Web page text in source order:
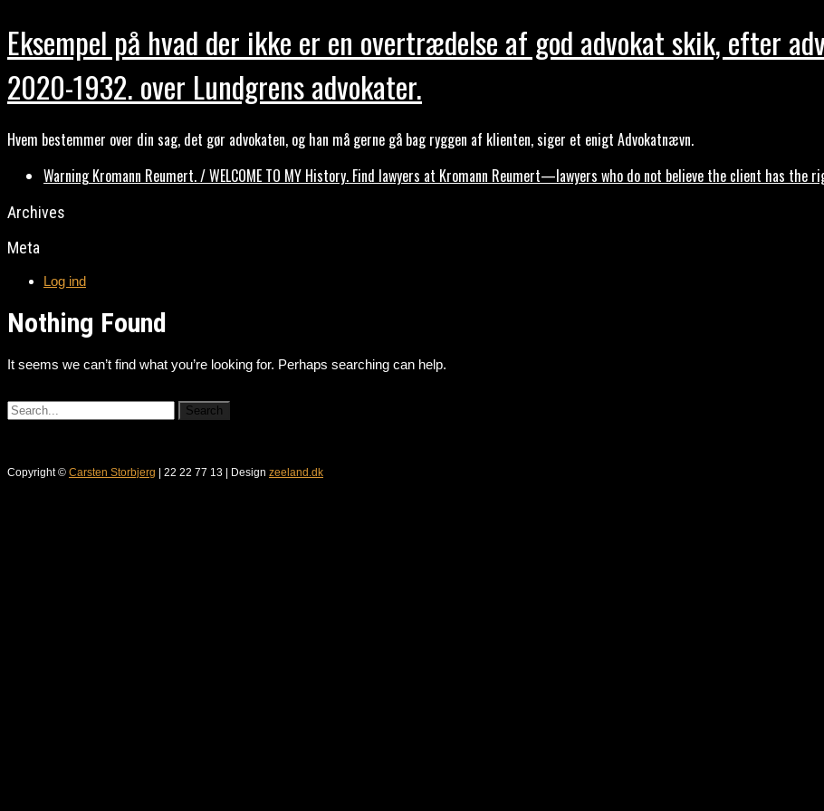
Eksempel på hvad der ikke er en overtrædelse af god advokat skik, efter
2020-1932. over Lundgrens advokater.
Hvem bestemmer over din sag, det gør advokaten, og han må gerne gå bag ryggen af klienten, siger et enigt Advokatnævn.
Warning Kromann Reumert. / WELCOME TO MY History. Find lawyers at Kromann Reumert—lawyers who do not believe the client has
Archives
Meta
Log ind
Nothing Found
It seems we can’t find what you’re looking for. Perhaps searching can help.
Copyright © Carsten Storbjerg | 22 22 77 13 | Design zeeland.dk